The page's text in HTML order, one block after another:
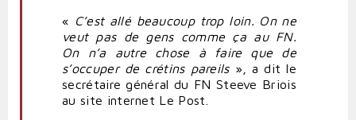
« C’est allé beaucoup trop loin. On ne
veut pas de gens comme ça au FN.
On n’a autre chose à faire que de
s’occuper de crétins pareils », a dit le
secrétaire général du FN Steeve Briois
au site internet Le Post.